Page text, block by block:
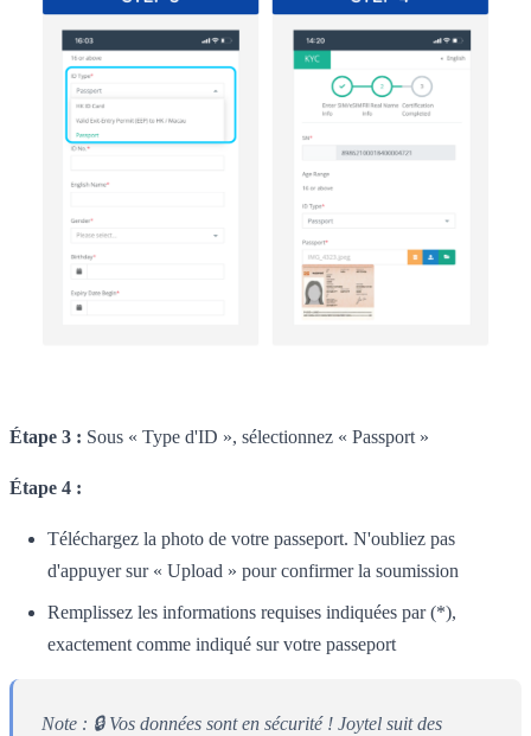
Étape 3 : Sous « Type d'ID », sélectionnez « Passport »
Étape 4 :
Téléchargez la photo de votre passeport. N'oubliez pas
d'appuyer sur « Upload » pour confirmer la soumission
Remplissez les informations requises indiquées par (*),
exactement comme indiqué sur votre passeport
Note : 🔒 Vos données sont en sécurité ! Joytel suit des